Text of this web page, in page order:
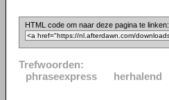
HTML code om naar deze pagina te linken:
Trefwoorden:
phraseexpress
herhalend